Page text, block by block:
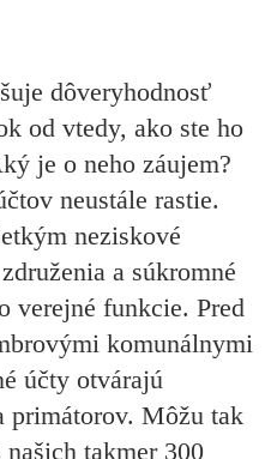
dôveryhodnosť
od vtedy, ako ste ho
je o neho záujem?
neustále rastie.
neziskové
a súkromné
verejné funkcie. Pred
komunálnymi
účty otvárajú
primátorov. Môžu tak
takmer 300